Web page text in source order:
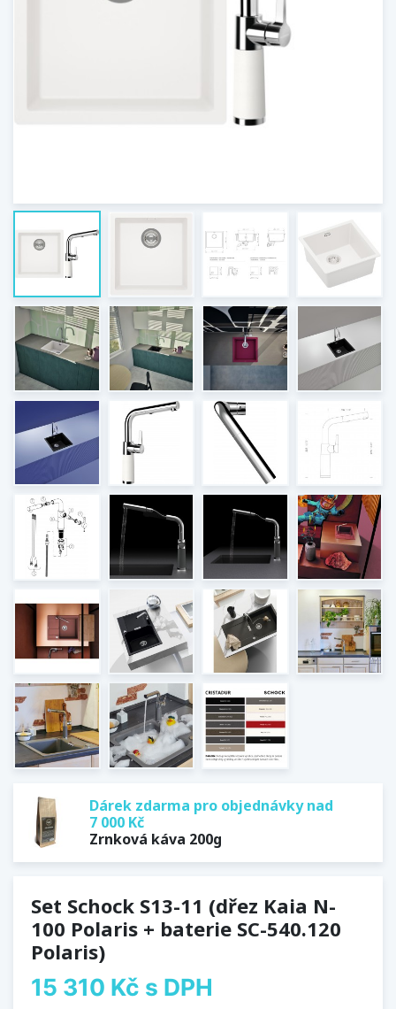
Dárek zdarma pro objednávky nad
7 000 Kč
Zrnková káva 200g
Set Schock S13-11 (dřez Kaia N-
100 Polaris + baterie SC-540.120
Polaris)
15 310 Kč s DPH